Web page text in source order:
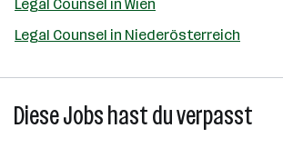
Legal Counsel in Wien
Legal Counsel in Niederösterreich
Diese Jobs hast du verpasst